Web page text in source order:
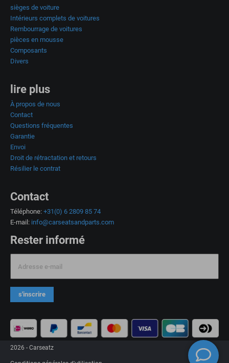
sièges de voiture
Intérieurs complets de voitures
Rembourrage de voitures
pièces en mousse
Composants
Divers
lire plus
À propos de nous
Contact
Questions fréquentes
Garantie
Envoi
Droit de rétractation et retours
Résilier le contrat
Contact
Téléphone: +31(0) 6 2809 85 74
E-mail: info@carseatsandparts.com
Rester informé
Adresse e-mail
s'inscrire
2026 - Carseatz